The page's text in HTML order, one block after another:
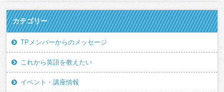
カテゴリー
TPメンバーからのメッセージ
これから英語を教えたい
イベント・講座情報